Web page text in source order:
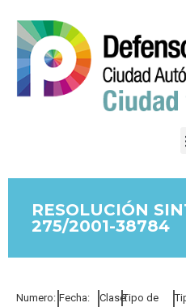
RESOLUCIÓN
275/2001-38784
Numero: Fecha:
Clase:Tipo de